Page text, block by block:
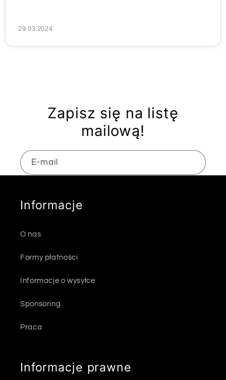
29.03.2024
Zapisz się na listę
mailową!
E-mail
Informacje
O nas
Formy płatności
Informacje o wysyłce
Sponsoring
Praca
Informacje prawne